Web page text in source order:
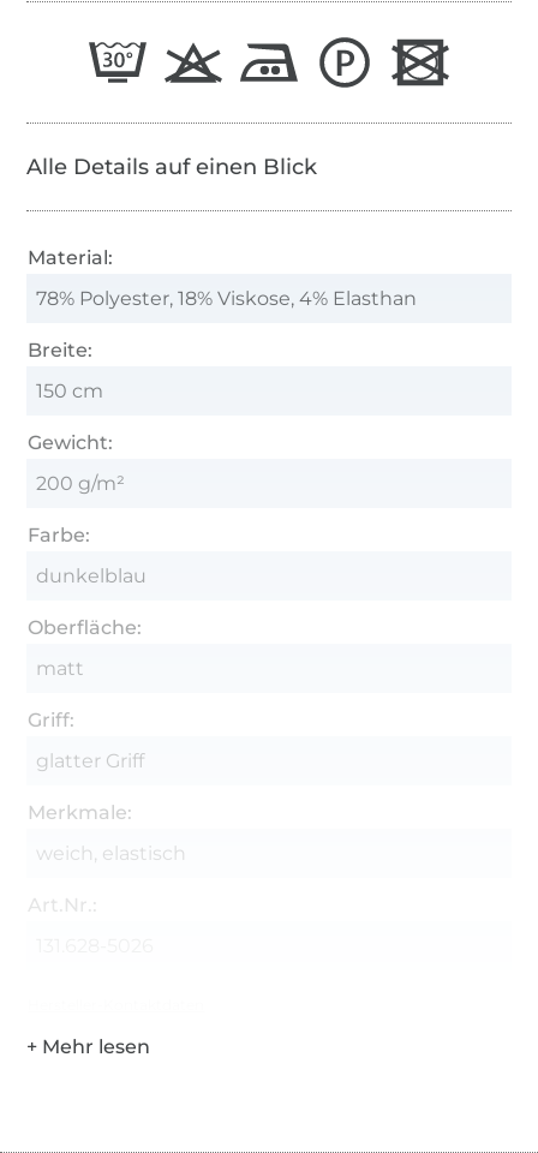
Alle Details auf einen Blick
Material:
78% Polyester, 18% Viskose, 4% Elasthan
Breite:
150 cm
Gewicht:
200 g/m²
Farbe:
dunkelblau
Oberfläche:
matt
Griff:
glatter Griff
Merkmale:
weich, elastisch
Art.Nr.: